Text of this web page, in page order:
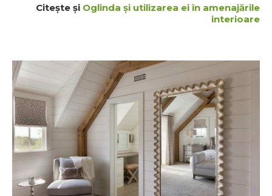
Citește și Oglinda și utilizarea ei în amenajările
interioare